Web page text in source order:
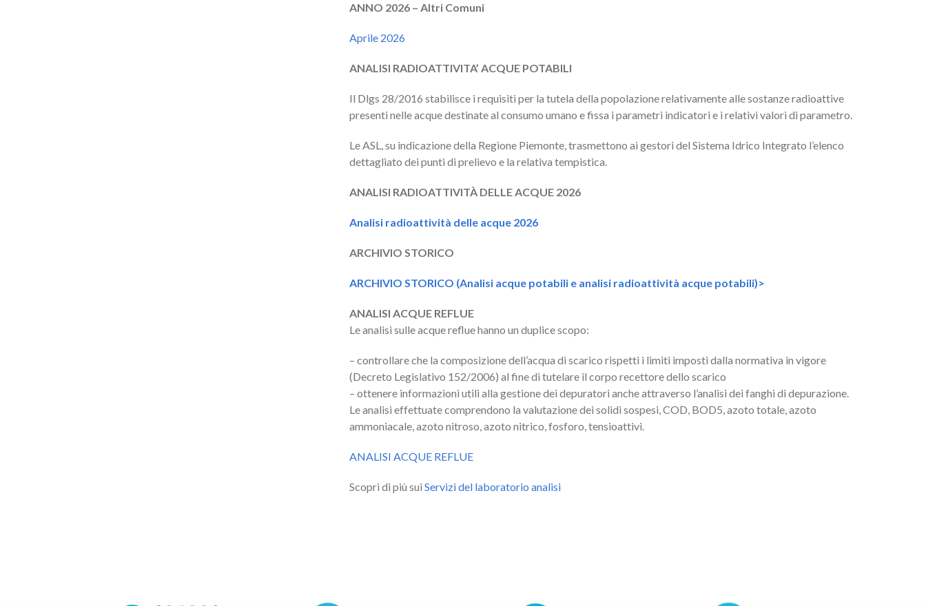
ANNO 2026 – Altri Comuni
Aprile 2026
ANALISI RADIOATTIVITA’ ACQUE POTABILI
Il Dlgs 28/2016 stabilisce i requisiti per la tutela della popolazione relativamente alle sostanze radioattive
presenti nelle acque destinate al consumo umano e fissa i parametri indicatori e i relativi valori di parametro.
Le ASL, su indicazione della Regione Piemonte, trasmettono ai gestori del Sistema Idrico Integrato l’elenco
dettagliato dei punti di prelievo e la relativa tempistica.
ANALISI RADIOATTIVITÀ DELLE ACQUE 2026
Analisi radioattività delle acque 2026
ARCHIVIO STORICO
ARCHIVIO STORICO (Analisi acque potabili e analisi radioattività acque potabili)>
ANALISI ACQUE REFLUE
Le analisi sulle acque reflue hanno un duplice scopo:
– controllare che la composizione dell’acqua di scarico rispetti i limiti imposti dalla normativa in vigore
(Decreto Legislativo 152/2006) al fine di tutelare il corpo recettore dello scarico
– ottenere informazioni utili alla gestione dei depuratori anche attraverso l’analisi dei fanghi di depurazione.
Le analisi effettuate comprendono la valutazione dei solidi sospesi, COD, BOD5, azoto totale, azoto
ammoniacale, azoto nitroso, azoto nitrico, fosforo, tensioattivi.
ANALISI ACQUE REFLUE
Scopri di più sui Servizi del laboratorio analisi